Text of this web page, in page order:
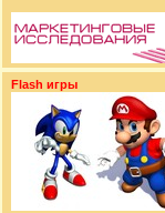
Flash игры